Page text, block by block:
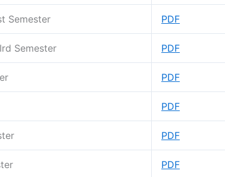
Semester PDF
Semester PDF
PDF
PDF
PDF
PDF